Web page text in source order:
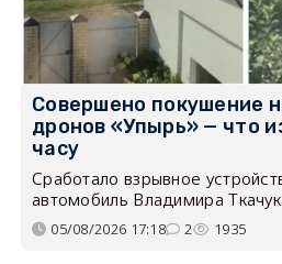
Совершено покушение
дронов «Упырь» — что
часу
Сработало взрывное
автомобиль Владимира
05/08/2026 17:18 2 1935